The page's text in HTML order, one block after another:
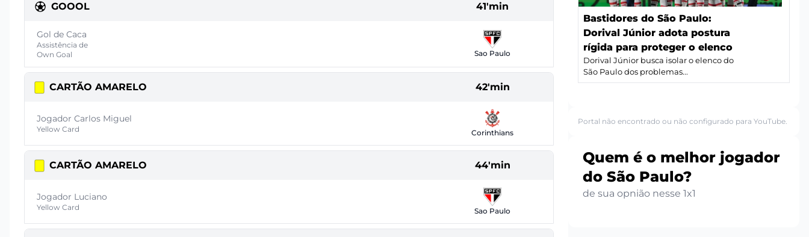
GOOOL 41'min
Gol de Caca
Assistência de
Own Goal
Sao Paulo
CARTÃO AMARELO 42'min
Jogador Carlos Miguel
Yellow Card Corinthians
CARTÃO AMARELO 44'min
Jogador Luciano
Yellow Card Sao Paulo
Bastidores do São Paulo:
Dorival Júnior adota postura
rígida para proteger o elenco
Dorival Júnior busca isolar o elenco do
São Paulo dos problemas...
Portal não encontrado ou não configurado para YouTube.
Quem é o melhor jogador
do São Paulo?
de sua opnião nesse 1x1